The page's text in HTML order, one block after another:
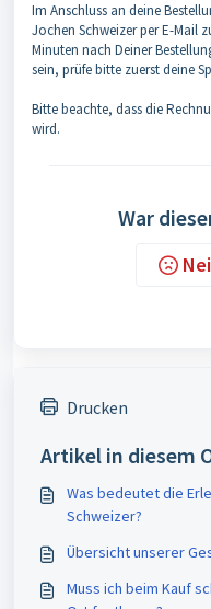
Im Anschluss an deine
Jochen Schweizer per E-Mail
Minuten nach Deiner
sein, prüfe bitte zuerst deine
Bitte beachte, dass die
wird.
War
Drucken
Artikel in diesem
Was bedeutet die
Schweizer?
Übersicht unserer
Muss ich beim Kauf